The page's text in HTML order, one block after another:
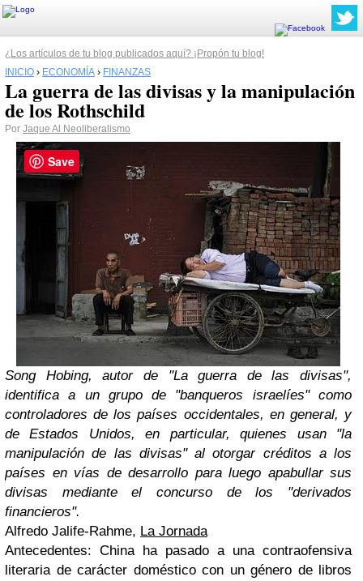
¿Los artículos de tu blog publicados aquí? ¡Propón tu blog!
INICIO › ECONOMÍA › FINANZAS
La guerra de las divisas y la manipulación
de los Rothschild
Por Jaque Al Neoliberalismo
Song Hobing, autor de "La guerra de las divisas",
identifica a un grupo de "banqueros israelíes" como
controladores de los países occidentales, en general, y
de Estados Unidos, en particular, quienes usan "la
manipulación de las divisas" al otorgar créditos a los
países en vías de desarrollo para luego apabullar sus
divisas mediante el concurso de los "derivados
financieros".
Alfredo Jalife-Rahme, La Jornada
Antecedentes: China ha pasado a una contraofensiva
literaria de carácter doméstico con un género de libros
Save